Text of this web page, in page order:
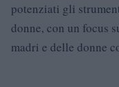
potenziati gli
donne, con un focus
madri e delle donne